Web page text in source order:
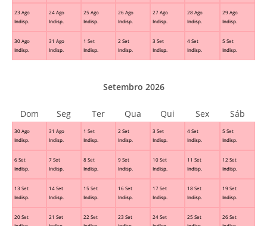
23 Ago
Indisp.
24 Ago
Indisp.
25 Ago
Indisp.
26 Ago
Indisp.
27 Ago
Indisp.
28 Ago
Indisp.
29 Ago
Indisp.
30 Ago
Indisp.
31 Ago
Indisp.
1 Set
Indisp.
2 Set
Indisp.
3 Set
Indisp.
4 Set
Indisp.
5 Set
Indisp.
30 Ago
Indisp.
31 Ago
Indisp.
1 Set
Indisp.
2 Set
Indisp.
3 Set
Indisp.
4 Set
Indisp.
5 Set
Indisp.
6 Set
Indisp.
7 Set
Indisp.
8 Set
Indisp.
9 Set
Indisp.
10 Set
Indisp.
11 Set
Indisp.
12 Set
Indisp.
13 Set
Indisp.
14 Set
Indisp.
15 Set
Indisp.
16 Set
Indisp.
17 Set
Indisp.
18 Set
Indisp.
19 Set
Indisp.
20 Set
21 Set
22 Set
23 Set
24 Set
25 Set
26 Set
Setembro 2026
Dom Seg Ter Qua Qui Sex Sáb